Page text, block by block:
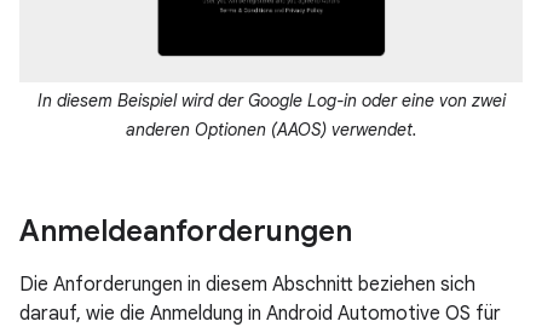
In diesem Beispiel wird der Google Log-in oder eine von zwei
anderen Optionen (AAOS) verwendet.
Anmeldeanforderungen
Die Anforderungen in diesem Abschnitt beziehen sich
darauf, wie die Anmeldung in Android Automotive OS für